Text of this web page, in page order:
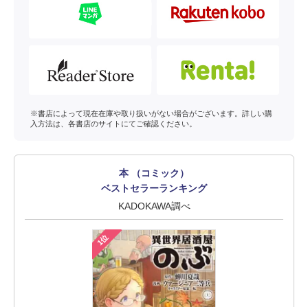
※書店によって現在在庫や取り扱いがない場合がございます。詳しい購
入方法は、各書店のサイトにてご確認ください。
本 （コミック）
ベストセラーランキング
KADOKAWA調べ
1位